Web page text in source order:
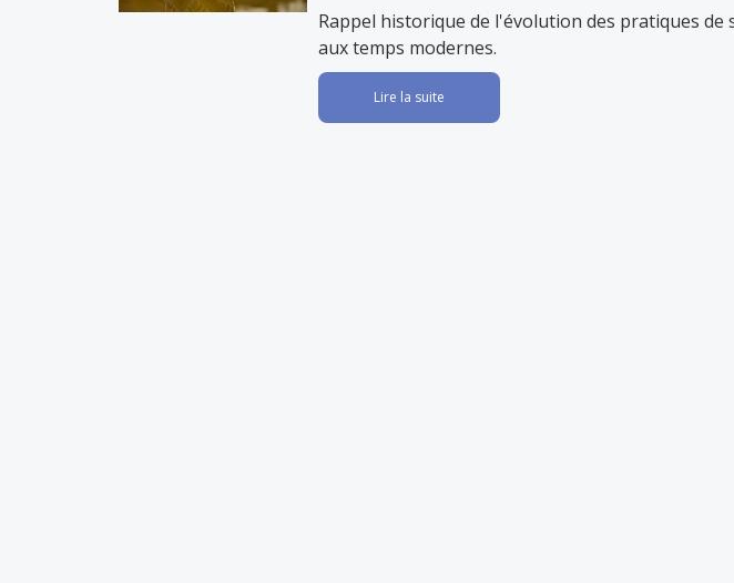
Rappel historique de l'évolution des pratiques de
aux temps modernes.
Lire la suite